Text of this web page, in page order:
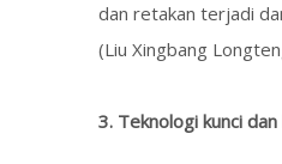
dan retakan terjadi
(Liu Xingbang
3. Teknologi kunci